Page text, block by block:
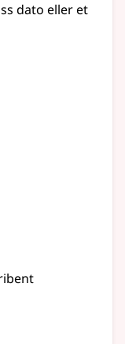
dato eller et